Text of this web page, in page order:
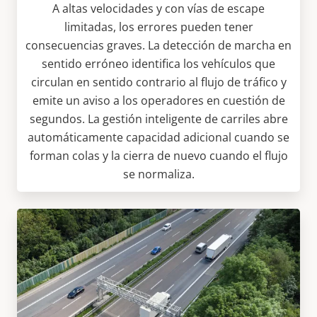
A altas velocidades y con vías de escape
limitadas, los errores pueden tener
consecuencias graves. La detección de marcha en
sentido erróneo identifica los vehículos que
circulan en sentido contrario al flujo de tráfico y
emite un aviso a los operadores en cuestión de
segundos. La gestión inteligente de carriles abre
automáticamente capacidad adicional cuando se
forman colas y la cierra de nuevo cuando el flujo
se normaliza.